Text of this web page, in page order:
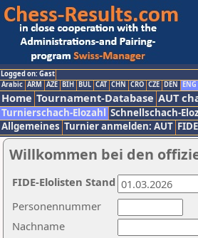
Logged on: Gast
Arabic ARM AZE BIH BUL CAT CHN CRO CZE DEN ENG
Home Tournament-Database AUT
Turnierschach-Elozahl Schnellschach-
Allgemeines Turnier anmelden: AUT FIDE
Willkommen bei den
Nachname
Personennummer
FIDE-Elolisten Stand